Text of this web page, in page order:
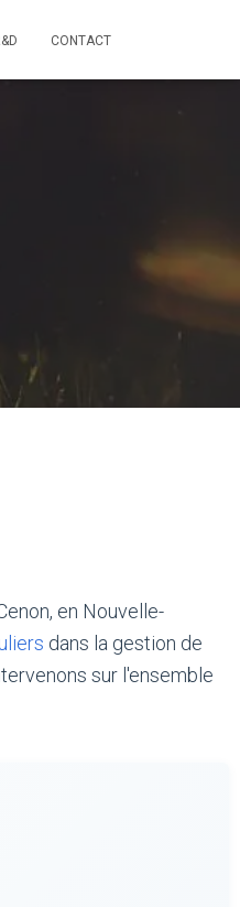
CONTACT
en Nouvelle-
dans la gestion de
sur l'ensemble